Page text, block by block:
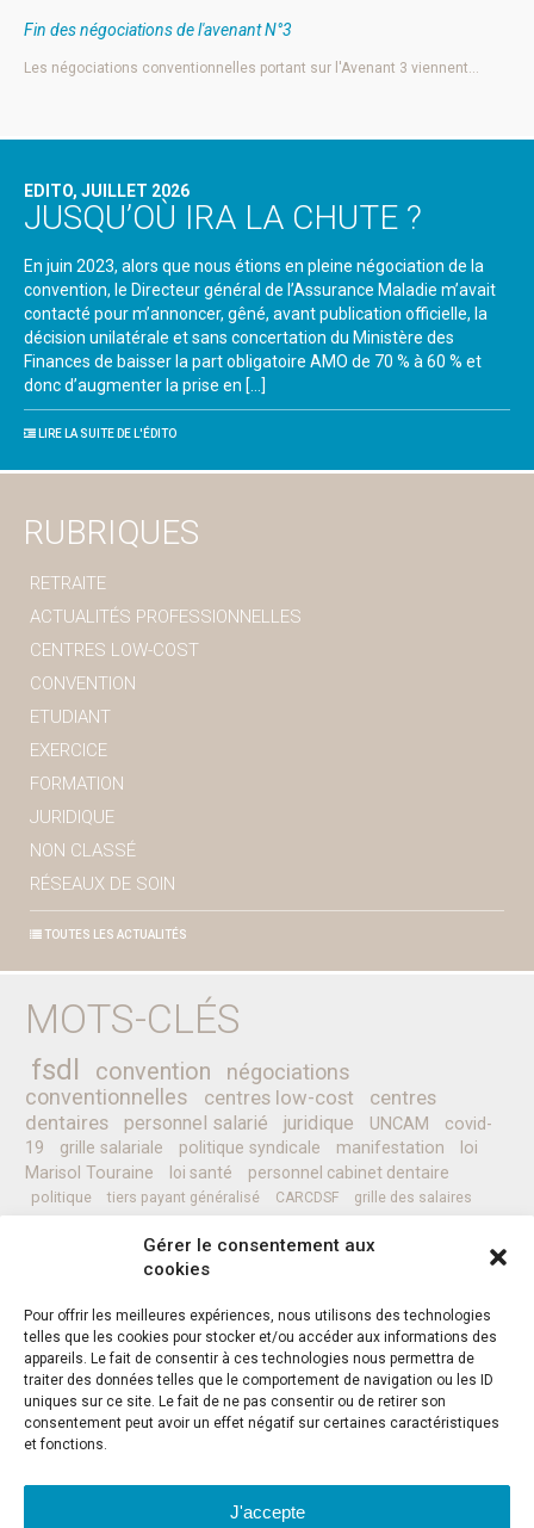
Gérer le consentement aux
cookies
Pour offrir les meilleures expériences, nous utilisons des technologies
telles que les cookies pour stocker et/ou accéder aux informations des
appareils. Le fait de consentir à ces technologies nous permettra de
traiter des données telles que le comportement de navigation ou les ID
uniques sur ce site. Le fait de ne pas consentir ou de retirer son
consentement peut avoir un effet négatif sur certaines caractéristiques
et fonctions.
J'accepte
Fin des négociations de l'avenant N°3
Les négociations conventionnelles portant sur l'Avenant 3 viennent…
EDITO, JUILLET 2026
JUSQU’OÙ IRA LA CHUTE ?
En juin 2023, alors que nous étions en pleine négociation de la
convention, le Directeur général de l’Assurance Maladie m’avait
contacté pour m’annoncer, gêné, avant publication officielle, la
décision unilatérale et sans concertation du Ministère des
Finances de baisser la part obligatoire AMO de 70 % à 60 % et
donc d’augmenter la prise en […]
LIRE LA SUITE DE L'ÉDITO
RUBRIQUES
RETRAITE
ACTUALITÉS PROFESSIONNELLES
CENTRES LOW-COST
CONVENTION
ETUDIANT
EXERCICE
FORMATION
JURIDIQUE
NON CLASSÉ
RÉSEAUX DE SOIN
TOUTES LES ACTUALITÉS
MOTS-CLÉS
fsdl convention
négociations
conventionnelles
centres low-cost
centres
dentaires
personnel salarié juridique UNCAM
covid-
19
grille salariale politique syndicale manifestation
loi
Marisol Touraine
loi santé personnel cabinet dentaire
politique tiers payant généralisé CARCDSF
grille des salaires
complémentaires santé
secret médical sénat CCAM
professionnels de santé
Instagram Facebook Twitter